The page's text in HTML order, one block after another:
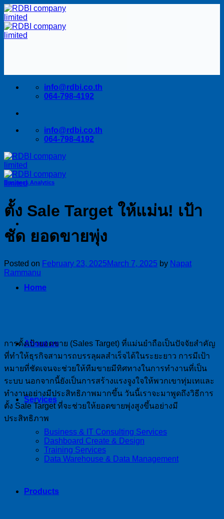
Skip
to
content
info@rdbi.co.th
064-798-4192
info@rdbi.co.th
064-798-4192
Home
About us
Services
Business & IT Consulting Services
Dashboard Create & Design
Training Services
Data Warehouse & Data Management
Products
Business Analytics
ตั้ง Sale Target ให้แม่น! เป้า
ชัด ยอดขายพุ่ง
Posted on February 23, 2025March 7, 2025 by Napat
Rammanu
การตั้งเป้ายอดขาย (Sales Target) ที่แม่นยำถือเป็นปัจจัยสำคัญ
ที่ทำให้ธุรกิจสามารถบรรลุผลสำเร็จได้ในระยะยาว การมีเป้า
หมายที่ชัดเจนจะช่วยให้ทีมขายมีทิศทางในการทำงานที่เป็น
ระบบ นอกจากนี้ยังเป็นการสร้างแรงจูงใจให้พวกเขาทุ่มเทและ
ทำงานอย่างมีประสิทธิภาพมากขึ้น วันนี้เราจะมาพูดถึงวิธีการ
ตั้ง Sale Target ที่จะช่วยให้ยอดขายพุ่งสูงขึ้นอย่างมี
ประสิทธิภาพ